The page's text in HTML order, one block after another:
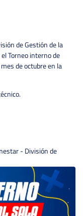
de Gestión de la
Torneo interno de
de octubre en la
- División de